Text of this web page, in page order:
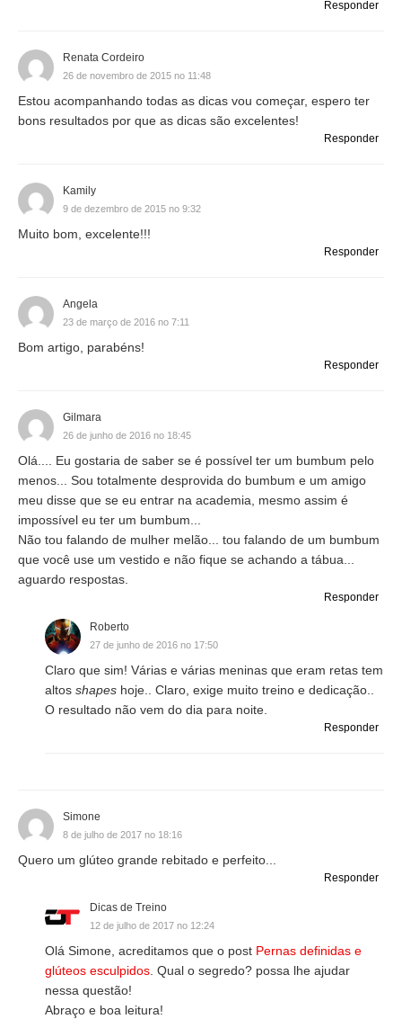
Responder
Renata Cordeiro
26 de novembro de 2015 no 11:48
Estou acompanhando todas as dicas vou começar, espero ter
bons resultados por que as dicas são excelentes!
Responder
Kamily
9 de dezembro de 2015 no 9:32
Muito bom, excelente!!!
Responder
Angela
23 de março de 2016 no 7:11
Bom artigo, parabéns!
Responder
Gilmara
26 de junho de 2016 no 18:45
Olá.... Eu gostaria de saber se é possível ter um bumbum pelo
menos... Sou totalmente desprovida do bumbum e um amigo
meu disse que se eu entrar na academia, mesmo assim é
impossível eu ter um bumbum...
Não tou falando de mulher melão... tou falando de um bumbum
que você use um vestido e não fique se achando a tábua...
aguardo respostas.
Responder
Roberto
27 de junho de 2016 no 17:50
Claro que sim! Várias e várias meninas que eram retas tem
altos shapes hoje.. Claro, exige muito treino e dedicação..
O resultado não vem do dia para noite.
Responder
Simone
8 de julho de 2017 no 18:16
Quero um glúteo grande rebitado e perfeito...
Responder
Dicas de Treino
12 de julho de 2017 no 12:24
Olá Simone, acreditamos que o post Pernas definidas e
glúteos esculpidos. Qual o segredo? possa lhe ajudar
nessa questão!
Abraço e boa leitura!